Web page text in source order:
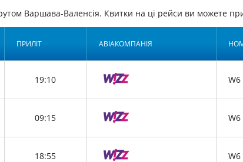
Варшава-Валенсія. Квитки на ці рейси ви можете
ПРИЛІТ АВІАКОМПАНІЯ
19:10 W6
09:15 W6
18:55 W6